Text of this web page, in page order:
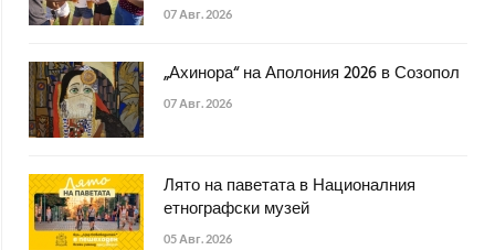
07 Авг. 2026
„Ахинора“ на Аполония 2026 в Созопол
07 Авг. 2026
Лято на паветата в Националния
етнографски музей
05 Авг. 2026